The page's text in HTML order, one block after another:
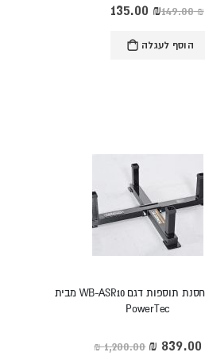
‏149.00 ₪ מחיר
מיוחד ‏135.00 ₪
הוסף לעגלה
סטנד לאחסנת תוספות דגם WB-ASR10 מבית
PowerTec
‏1,200.00 ₪ מחיר
מיוחד